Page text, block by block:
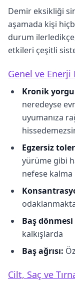
Demir eksikliği
aşamada kişi
durum
etkileri çeşitli
Genel ve
Kronik
neredeyse
uyumanıza
Egzersiz
yürüme gibi
nefese kalma
Baş
kalkışlarda
Baş ağrısı:
Cilt, Saç ve